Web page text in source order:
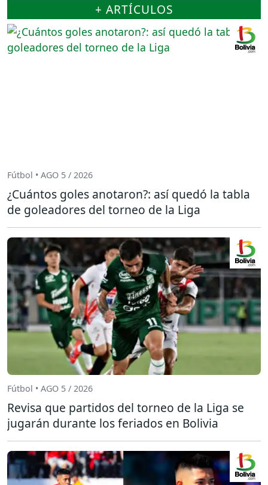
+ ARTÍCULOS
Fútbol • AGO 5 / 2026
¿Cuántos goles anotaron?: así quedó la tabla
de goleadores del torneo de la Liga
Fútbol • AGO 5 / 2026
Revisa que partidos del torneo de la Liga se
jugarán durante los feriados en Bolivia